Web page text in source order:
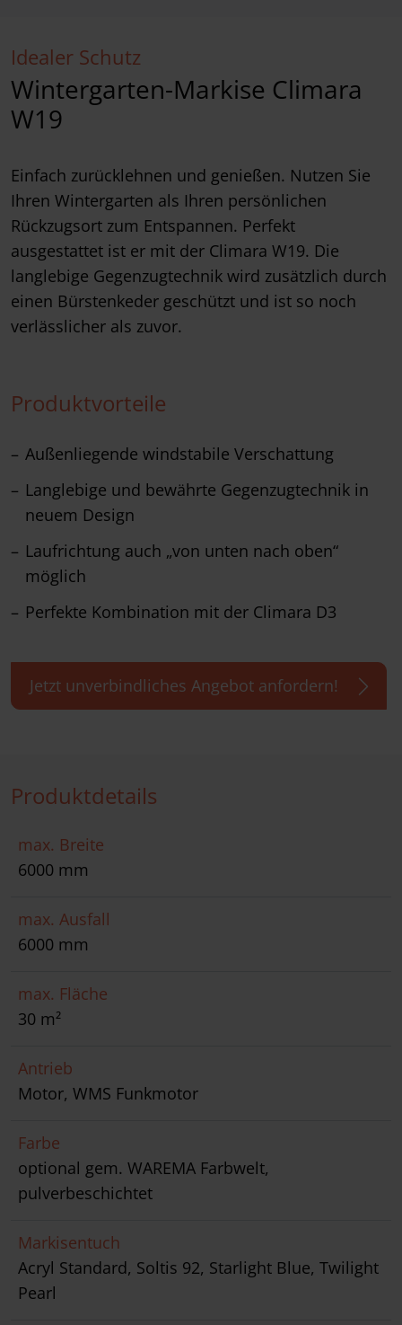
Idealer Schutz
Wintergarten-Markise Climara
W19
Einfach zurücklehnen und genießen. Nutzen Sie
Ihren Wintergarten als Ihren persönlichen
Rückzugsort zum Entspannen. Perfekt
ausgestattet ist er mit der Climara W19. Die
langlebige Gegenzugtechnik wird zusätzlich durch
einen Bürstenkeder geschützt und ist so noch
verlässlicher als zuvor.
Produktvorteile
Außenliegende windstabile Verschattung
Langlebige und bewährte Gegenzugtechnik in
neuem Design
Laufrichtung auch „von unten nach oben“
möglich
Perfekte Kombination mit der Climara D3
Jetzt unverbindliches Angebot anfordern!
Produktdetails
max. Breite
6000 mm
max. Ausfall
6000 mm
max. Fläche
30 m²
Antrieb
Motor, WMS Funkmotor
Farbe
optional gem. WAREMA Farbwelt,
pulverbeschichtet
Markisentuch
Acryl Standard, Soltis 92, Starlight Blue, Twilight
Pearl